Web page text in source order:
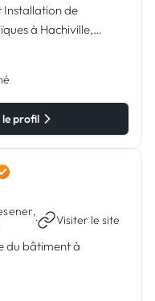
Installation de
à Hachiville,
profil
· Visiter le site
du bâtiment à